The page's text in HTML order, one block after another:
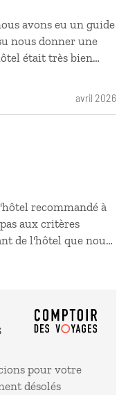
avons eu un guide
nous donner une
était très bien
et accueil
été prévu.On
et ils ont fait le
avril 2026
recommandé à
aux critères
de l'hôtel que nous
nous a pas
qui nous a porté
Comptoirs des
de conseil. Cela a
pour votre
désolés